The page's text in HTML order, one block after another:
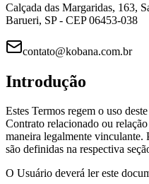
Calçada das Margaridas, 163,
Barueri, SP - CEP 06453-038
contato@kobana.com.br
Introdução
Estes Termos regem o uso
Contrato relacionado ou
maneira legalmente vinculante.
são definidas na respectiva
O Usuário deverá ler este